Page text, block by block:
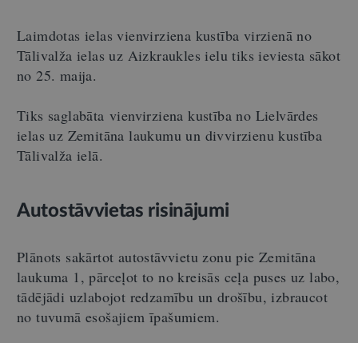
Laimdotas ielas vienvirziena kustība virzienā no
Tālivalža ielas uz Aizkraukles ielu tiks ieviesta sākot
no 25. maija.
Tiks saglabātavienvirziena kustība no Lielvārdes
ielas uz Zemitāna laukumu un divvirzienu kustība
Tālivalža ielā.
Autostāvvietas risinājumi
Plānots sakārtot autostāvvietu zonu pie Zemitāna
laukuma 1, pārceļot to no kreisās ceļa puses uz labo,
tādējādi uzlabojot redzamību un drošību, izbraucot
no tuvumā esošajiem īpašumiem.